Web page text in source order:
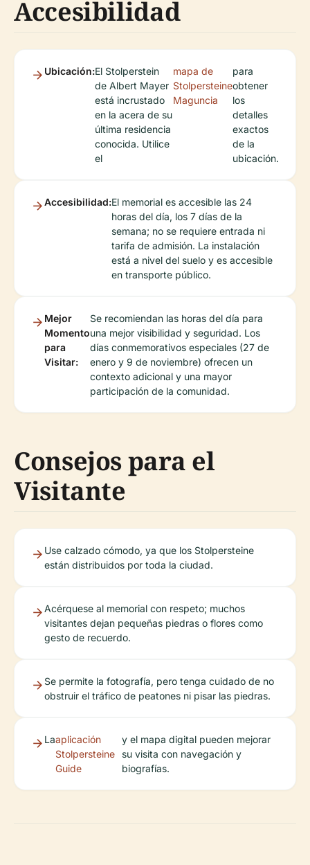
Accesibilidad
Ubicación:El Stolperstein
de Albert Mayer
está incrustado
en la acera de su
última residencia
conocida. Utilice
el
mapa de
Stolpersteine
Maguncia
para
obtener
los
detalles
exactos
de la
ubicación.
Accesibilidad:El memorial es accesible las 24
horas del día, los 7 días de la
semana; no se requiere entrada ni
tarifa de admisión. La instalación
está a nivel del suelo y es accesible
en transporte público.
Mejor
Momento
para
Visitar:
Se recomiendan las horas del día para
una mejor visibilidad y seguridad. Los
días conmemorativos especiales (27 de
enero y 9 de noviembre) ofrecen un
contexto adicional y una mayor
participación de la comunidad.
Consejos para el
Visitante
Use calzado cómodo, ya que los Stolpersteine
están distribuidos por toda la ciudad.
Acérquese al memorial con respeto; muchos
visitantes dejan pequeñas piedras o flores como
gesto de recuerdo.
Se permite la fotografía, pero tenga cuidado de no
obstruir el tráfico de peatones ni pisar las piedras.
Laaplicación
Stolpersteine
Guide
y el mapa digital pueden mejorar
su visita con navegación y
biografías.